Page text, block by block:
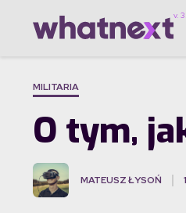
MILITARIA
O tym,
MATEUSZ ŁYSOŃ